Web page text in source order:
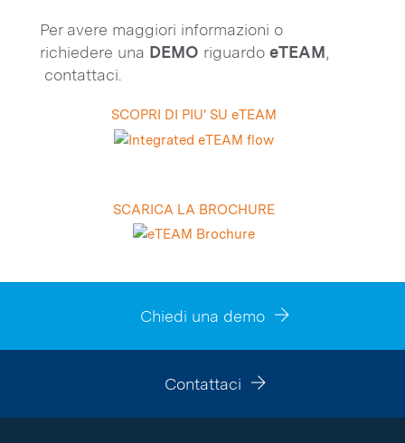
Per avere maggiori informazioni o
richiedere una DEMO riguardo eTEAM
contattaci.
SCOPRI DI PIU' SU eTEAM
SCARICA LA BROCHURE
Contattaci
Chiedi una demo